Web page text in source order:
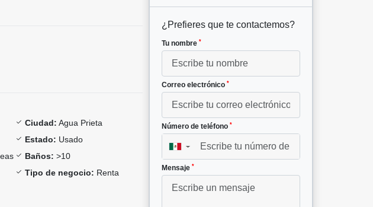
Ciudad: Agua Prieta
Estado: Usado
Baños: >10
Tipo de negocio: Renta
¿Prefieres que te contactemos?
Tu nombre *
Correo electrónico *
Número de teléfono *
▼
Mensaje *